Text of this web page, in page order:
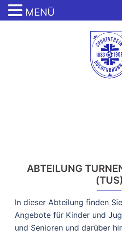
ABTEILUNG
(TUS)
In dieser Abteilung finden
Angebote für Kinder und
und Senioren und darüber
MENÜ